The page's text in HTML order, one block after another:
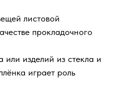
листовой
прокладочного
изделий из стекла и
играет роль